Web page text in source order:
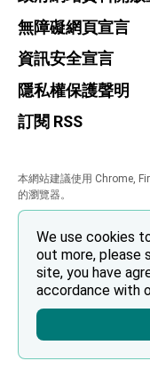
無障礙網頁宣言
資訊安全宣言
隱私權保護聲明
訂閱 RSS
本網站建議使用 Chrome,
的瀏覽器。
We use cookies
out more, please
site, you have
accordance with